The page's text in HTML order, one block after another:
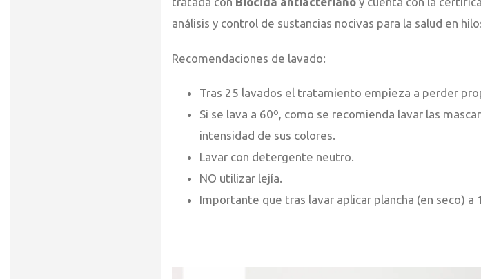
análisis y control de sustancias nocivas para la salud en
Recomendaciones de lavado:
Tras 25 lavados el tratamiento empieza a perder
Si se lava a 60º, como se recomienda lavar las
intensidad de sus colores.
Lavar con detergente neutro.
NO utilizar lejía.
Importante que tras lavar aplicar plancha (en seco) a